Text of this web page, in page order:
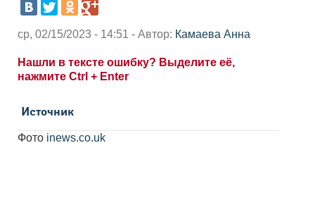
ср, 02/15/2023 - 14:51 - Автор: Камаева Анна
Нашли в тексте ошибку? Выделите её,
нажмите Ctrl + Enter
Источник
Фото inews.co.uk